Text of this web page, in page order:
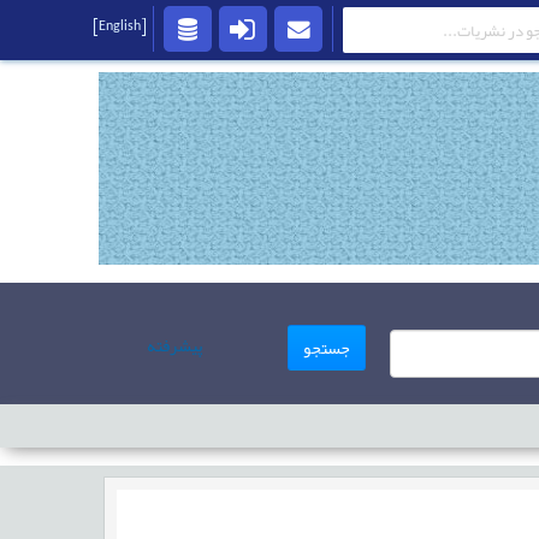
جستجو پیشرفته
[English]